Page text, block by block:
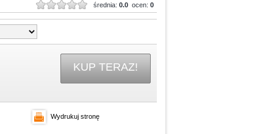
średnia: 0.0 ocen: 0
KUP TERAZ!
Wydrukuj stronę